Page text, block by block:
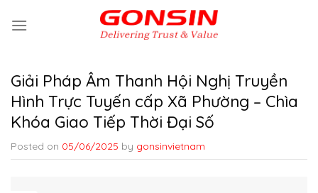
Giải Pháp Âm Thanh Hội Nghị Truyền
Hình Trực Tuyến cấp Xã Phường – Chìa
Khóa Giao Tiếp Thời Đại Số
Posted on 05/06/2025 by gonsinvietnam